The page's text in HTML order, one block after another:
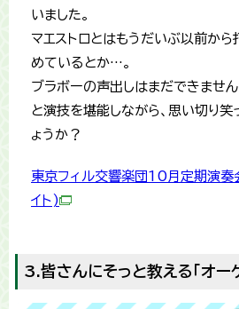
いました。
マエストロとはもうだいぶ以前から
めているとか…。
ブラボーの声出しはまだできません
と演技を堪能しながら、思い切り
ょうか？
東京フィル交響楽団10月定期演奏
イト)
3.皆さんにそっと教える「オー